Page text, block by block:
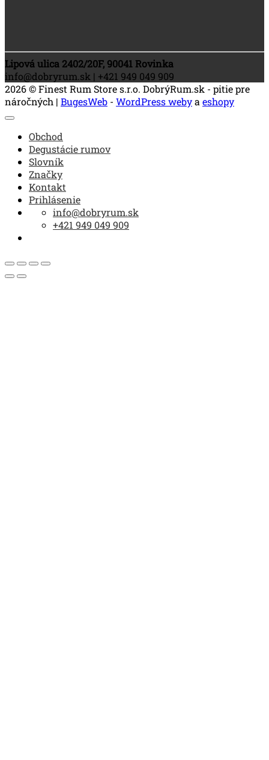
Lipová ulica 2402/20F, 90041 Rovinka
info@dobryrum.sk | +421 949 049 909
2026 © Finest Rum Store s.r.o. DobrýRum.sk - pitie pre
náročných | BugesWeb - WordPress webyaeshopy
Obchod
Degustácie rumov
Slovník
Značky
Kontakt
Prihlásenie
info@dobryrum.sk
+421 949 049 909